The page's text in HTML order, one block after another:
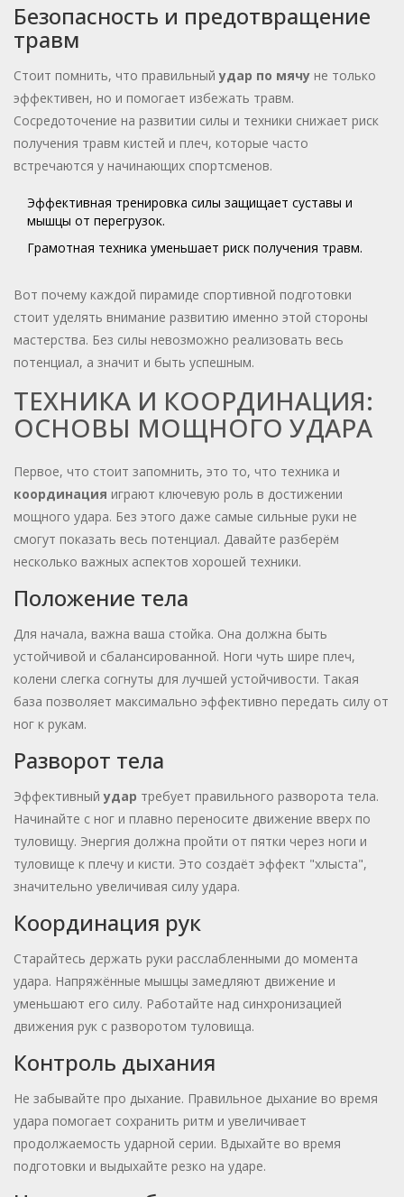
Безопасность и предотвращение
травм
Стоит помнить, что правильныйудар по мячу не только
эффективен, но и помогает избежать травм.
Сосредоточение на развитии силы и техники снижает риск
получения травм кистей и плеч, которые часто
встречаются у начинающих спортсменов.
Эффективная тренировка силы защищает суставы и
мышцы от перегрузок.
Грамотная техника уменьшает риск получения травм.
Вот почему каждой пирамиде спортивной подготовки
стоит уделять внимание развитию именно этой стороны
мастерства. Без силы невозможно реализовать весь
потенциал, а значит и быть успешным.
ТЕХНИКА И КООРДИНАЦИЯ:
ОСНОВЫ МОЩНОГО УДАРА
Первое, что стоит запомнить, это то, что техника и
координация играют ключевую роль в достижении
мощного удара. Без этого даже самые сильные руки не
смогут показать весь потенциал. Давайте разберём
несколько важных аспектов хорошей техники.
Положение тела
Для начала, важна ваша стойка. Она должна быть
устойчивой и сбалансированной. Ноги чуть шире плеч,
колени слегка согнуты для лучшей устойчивости. Такая
база позволяет максимально эффективно передать силу от
ног к рукам.
Разворот тела
Эффективныйудар требует правильного разворота тела.
Начинайте с ног и плавно переносите движение вверх по
туловищу. Энергия должна пройти от пятки через ноги и
туловище к плечу и кисти. Это создаёт эффект "хлыста",
значительно увеличивая силу удара.
Координация рук
Старайтесь держать руки расслабленными до момента
удара. Напряжённые мышцы замедляют движение и
уменьшают его силу. Работайте над синхронизацией
движения рук с разворотом туловища.
Контроль дыхания
Не забывайте про дыхание. Правильное дыхание во время
удара помогает сохранить ритм и увеличивает
продолжаемость ударной серии. Вдыхайте во время
подготовки и выдыхайте резко на ударе.